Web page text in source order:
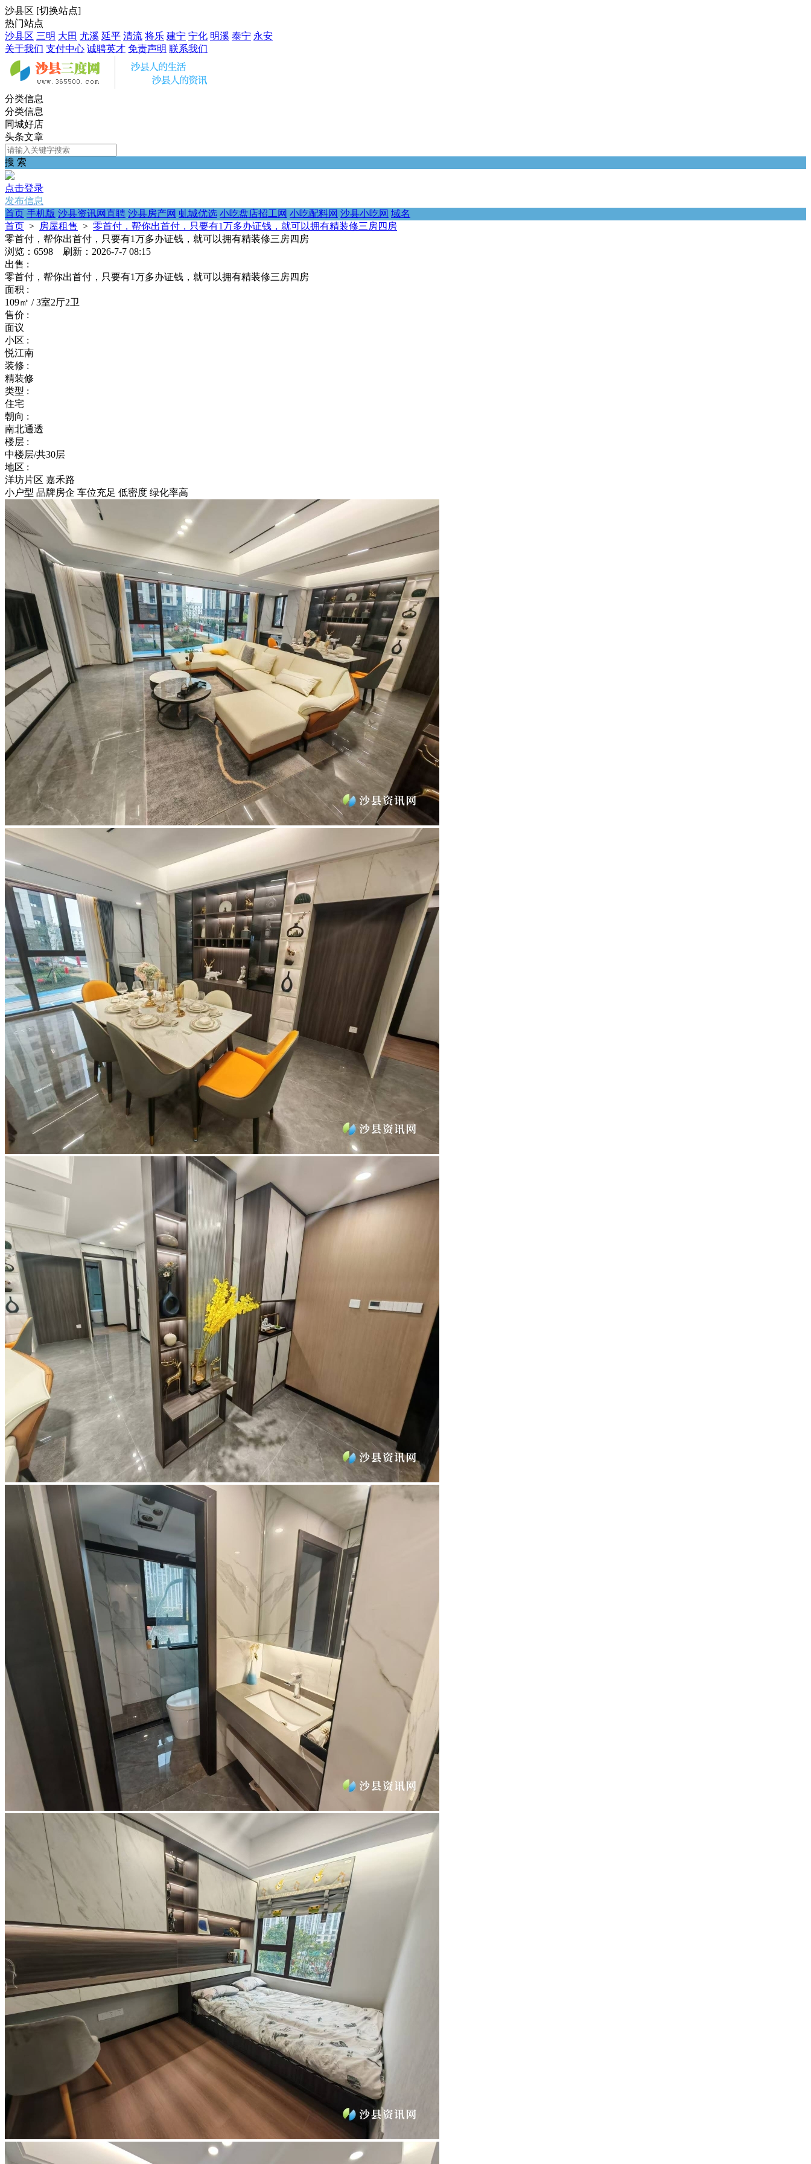
沙县区 [切换站点]
热门站点
沙县区 三明 大田 尤溪 延平 清流 将乐 建宁 宁化 明溪 泰宁 永安
关于我们 支付中心 诚聘英才 免责声明 联系我们
分类信息
分类信息
同城好店
头条文章
搜 索
点击登录
发布信息
首页 手机版 沙县资讯网直聘 沙县房产网 虬城优选 小吃盘店招工网 小吃配料网 沙县小吃网 域名
首页 > 房屋租售 > 零首付，帮你出首付，只要有1万多办证钱，就可以拥有精装修三房四房
零首付，帮你出首付，只要有1万多办证钱，就可以拥有精装修三房四房
浏览：6598 刷新：2026-7-7 08:15
出售 :
零首付，帮你出首付，只要有1万多办证钱，就可以拥有精装修三房四房
面积 :
109㎡ / 3室2厅2卫
售价 :
面议
小区 :
悦江南
装修 :
精装修
类型 :
住宅
朝向 :
南北通透
楼层 :
中楼层/共30层
地区 :
洋坊片区 嘉禾路
小户型 品牌房企 车位充足 低密度 绿化率高